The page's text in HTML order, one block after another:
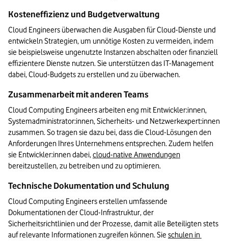
Kosteneffizienz und Budgetverwaltung
Cloud Engineers überwachen die Ausgaben für Cloud-Dienste und
entwickeln Strategien, um unnötige Kosten zu vermeiden, indem
sie beispielsweise ungenutzte Instanzen abschalten oder finanziell
effizientere Dienste nutzen. Sie unterstützen das IT-Management
dabei, Cloud-Budgets zu erstellen und zu überwachen.
Zusammenarbeit mit anderen Teams
Cloud Computing Engineers arbeiten eng mit Entwickler:innen,
Systemadministrator:innen, Sicherheits- und Netzwerkexpert:innen
zusammen. So tragen sie dazu bei, dass die Cloud-Lösungen den
Anforderungen Ihres Unternehmens entsprechen. Zudem helfen
sie Entwickler:innen dabei, cloud-native Anwendungen
bereitzustellen, zu betreiben und zu optimieren.
Technische Dokumentation und Schulung
Cloud Computing Engineers erstellen umfassende
Dokumentationen der Cloud-Infrastruktur, der
Sicherheitsrichtlinien und der Prozesse, damit alle Beteiligten stets
auf relevante Informationen zugreifen können. Sie schulen in